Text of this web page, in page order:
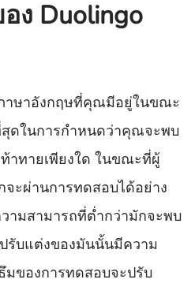
ง Duolingo
าษาอังกฤษที่คุณมีอยู่ในขณะ
ดในการกำหนดว่าคุณจะพบ
าทายเพียงใด ในขณะที่ผู้
ะผ่านการทดสอบได้อย่าง
ามสามารถที่ต่ำกว่ามักจะพบ
รับแต่งของมันนั้นมีความ
มของการทดสอบจะปรับ